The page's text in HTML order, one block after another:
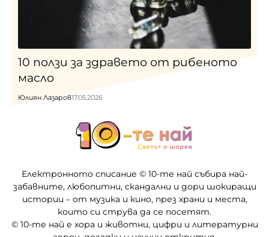
10 ползи за здравето от рибеното
масло
Юлиян Лазаров17.05.2026
Електронното списание © 10-те най събира най-
забавните, любопитни, скандални и дори шокиращи
истории – от музика и кино, през храни и места,
които си струва да се посетят.
© 10-те най е хора и животни, цифри и литературни